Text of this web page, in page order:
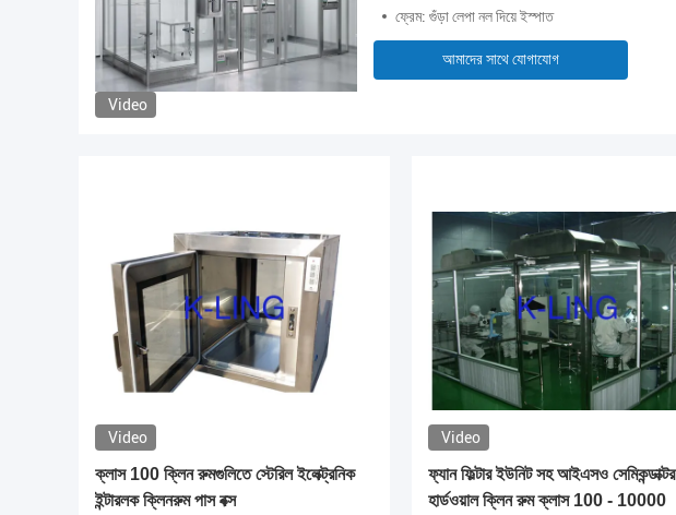
Video
ফ্রেম: গুঁড়া লেপা নল দিয়ে ইস্পাত
আমাদের সাথে যোগাযোগ
Video
ক্লাস 100 ক্লিন রুমগুলিতে স্টেরিল ইলেক্ট্রনিক
ইন্টারলক ক্লিনরুম পাস বক্স
Video
ফ্যান ফিল্টার ইউনিট সহ আইএসও সেমিকন্ডাক্টর
হার্ডওয়াল ক্লিন রুম ক্লাস 100 - 10000